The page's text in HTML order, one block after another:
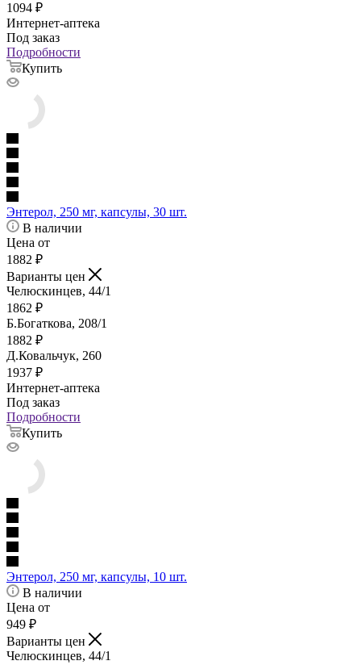
1094 ₽
Интернет-аптека
Под заказ
Подробности
Купить
Энтерол, 250 мг, капсулы, 30 шт.
В наличии
Цена от
1882 ₽
Варианты цен
Челюскинцев, 44/1
1862 ₽
Б.Богаткова, 208/1
1882 ₽
Д.Ковальчук, 260
1937 ₽
Интернет-аптека
Под заказ
Подробности
Купить
Энтерол, 250 мг, капсулы, 10 шт.
В наличии
Цена от
949 ₽
Варианты цен
Челюскинцев, 44/1